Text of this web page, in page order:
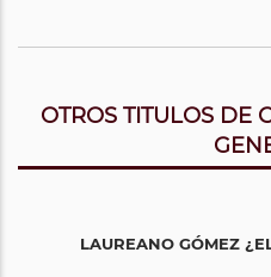
OTROS TITULOS DE
LAUREANO GÓMEZ